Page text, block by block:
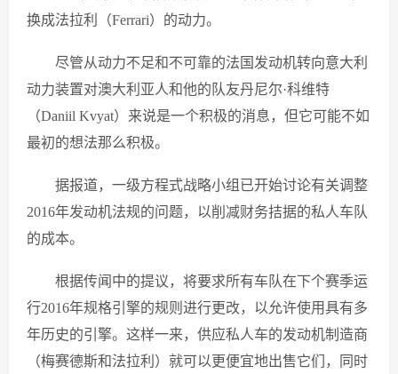
换成法拉利（Ferrari）的动力。
尽管从动力不足和不可靠的法国发动机转向意大利
动力装置对澳大利亚人和他的队友丹尼尔·科维特
（Daniil Kvyat）来说是一个积极的消息，但它可能不如
最初的想法那么积极。
据报道，一级方程式战略小组已开始讨论有关调整
2016年发动机法规的问题，以削减财务拮据的私人车队
的成本。
根据传闻中的提议，将要求所有车队在下个赛季运
行2016年规格引擎的规则进行更改，以允许使用具有多
年历史的引擎。这样一来，供应私人车的发动机制造商
（梅赛德斯和法拉利）就可以更便宜地出售它们，同时